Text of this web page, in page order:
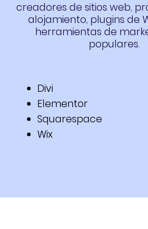
creadores de sitios web,
alojamiento, plugins de
herramientas de
populares.
Divi
Elementor
Squarespace
Wix